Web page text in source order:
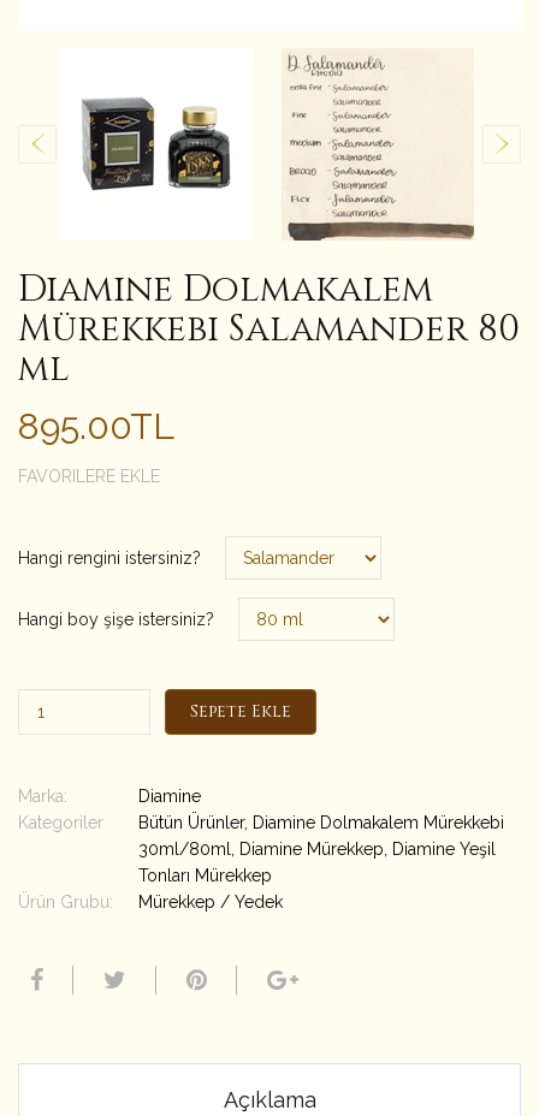
Diamine Dolmakalem
Mürekkebi Salamander 80
ml
895.00TL
FAVORILERE EKLE
Hangi rengini istersiniz?
Hangi boy şişe istersiniz?
Sepete Ekle
Marka:
Diamine
Kategoriler
Bütün Ürünler, Diamine Dolmakalem Mürekkebi
30ml/80ml
Diamine Mürekkep
Diamine Yeşil
Tonları Mürekkep
Ürün Grubu:
Mürekkep / Yedek
Açıklama